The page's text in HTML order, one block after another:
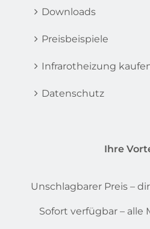
Downloads
Preisbeispiele
Infrarotheizung
Datenschutz
Ihre
Unschlagbarer Preis –
Sofort verfügbar – alle